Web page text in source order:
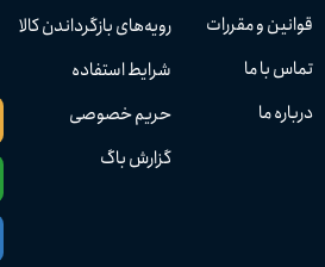
رویه‌های بازگرداندن کالا
شرایط استفاده
حریم خصوصی
گزارش باگ
قوانین و مقررات
تماس با ما
درباره ما